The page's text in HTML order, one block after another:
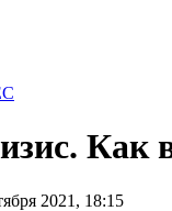
Как
2021, 18:15